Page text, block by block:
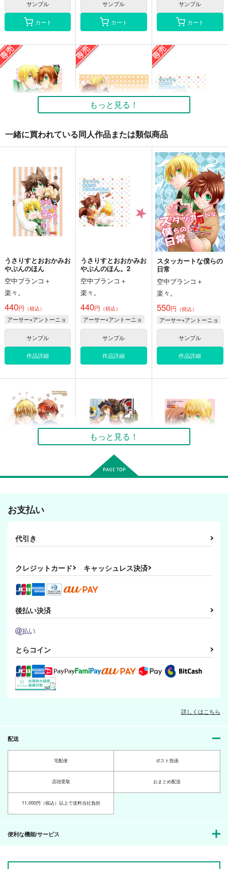
うさりすとおおかみお
やぶんのほん。2
空中ブランコ＋
楽々。
うさりすとおおかみお
やぶんのほん
空中ブランコ＋
楽々。
専売 440円（税込）
ヘタリア
海上ダンス
楽々。
550円（税込）
カート
リルハピ デイズ
空中ブランコ＋
楽々。
550円（税込）
ヘタリア
アーサー×アントーニョ
サンプル
カート
あいもかわらず
空中ブランコ＋
楽々。
（税込）
ヘタリア
サンプル
らぶほり
空中ブランコ＋
楽々。
（税込）
ヘタリア
アーサー×アントーニョ
サンプル
サンプル
カート
サンプル
カート
サンプル
カート
空中ブランコ＋
楽々。
専売 550円（税込）
ヘタリア
アーサー×アントーニョ
カート
楽々。
専売 550円（税込）
ヘタリア
アーサー×アントーニョ
カート
うさりすとおおかみお
やぶんのほん。2
空中ブランコ＋
楽々。
専売 440円（税込）
ヘタリア
アーサー×アントーニョ
サンプル
カート
うさりすとおおかみお
やぶんのほん
空中ブランコ＋
円
海上ダンス
空中ブランコ＋
楽々。
550円（税込）
アーサー×アントーニョ
リルハピ デイズ
空中ブランコ＋
楽々。
空中ブランコ＋
楽々。
550円 （税込）
ヘタリア
もっと見る！
一緒に買われている同人作品または類似商品
うさりすとおおかみお
やぶんのほん
空中ブランコ＋
楽々。
440円 （税込）
アーサー×アントーニョ
サンプル
作品詳細
うさりすとおおかみお
やぶんのほん。2
空中ブランコ＋
楽々。
440円 （税込）
アーサー×アントーニョ
サンプル
作品詳細
スタッカートな僕らの
日常
空中ブランコ＋
楽々。
550円 （税込）
アーサー×アントーニョ
サンプル
作品詳細
空中ブランコ＋
楽々。
アーサー×アントーニョ
楽々。
550
作品詳細
550
恋人はじめました！
550
サンプル
もっと見る！
お支払い
代引き
クレジットカード キャッシュレス決済
後払い決済
とらコイン
詳しくはこちら
配送
宅配便 ポスト投函
店頭受取 おまとめ配送
11,000円（税込）以上で送料当社負担
便利な機能/サービス